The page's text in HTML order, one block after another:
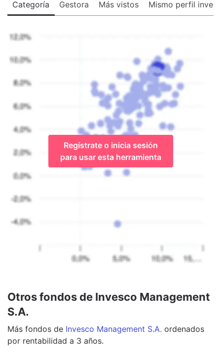
Categoría Gestora Más vistos Mismo perfil
Regístrate o inicia sesión
para usar esta herramienta
Otros fondos de Invesco Management
S.A.
Más fondos de Invesco Management S.A. ordenados
por rentabilidad a 3 años.